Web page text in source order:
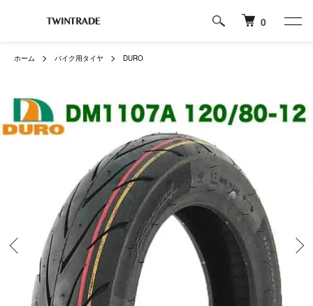
0
ホーム バイク用タイヤ DURO